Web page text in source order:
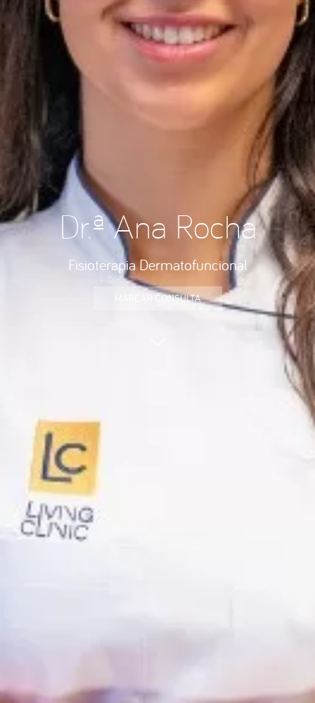
Dr.ª Ana Rocha
Fisioterapia Dermatofuncional
MARCAR CONSULTA